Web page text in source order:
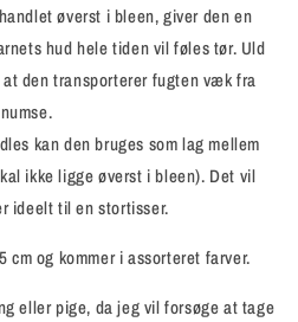
øverst i bleen, giver den en
hud hele tiden vil føles tør. Uld
den transporterer fugten væk fra
kan den bruges som lag mellem
ikke ligge øverst i bleen). Det vil
ideelt til en stortisser.
og kommer i assorteret farver.
eller pige, da jeg vil forsøge at tage